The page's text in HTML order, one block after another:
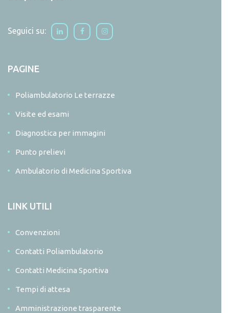
Seguici su:
PAGINE
Poliambulatorio Le terrazze
Visite ed esami
Diagnostica per immagini
Punto prelievi
Ambulatorio di Medicina Sportiva
LINK UTILI
Convenzioni
Contatti Poliambulatorio
Contatti Medicina Sportiva
Tempi di attesa
Amministrazione trasparente